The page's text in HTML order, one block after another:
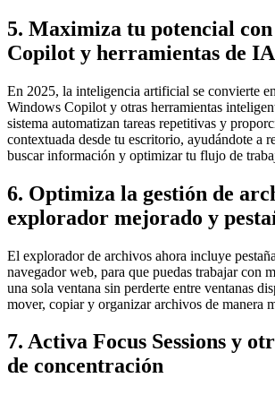
5. Maximiza tu potencial
Copilot y herramientas de
En 2025, la inteligencia artificial se convierte
Windows Copilot y otras herramientas
sistema automatizan tareas repetitivas y
contextuada desde tu escritorio, ayudándote a
buscar información y optimizar tu flujo de
6. Optimiza la gestión de
explorador mejorado y
El explorador de archivos ahora incluye
navegador web, para que puedas trabajar con
una sola ventana sin perderte entre ventanas
mover, copiar y organizar archivos de manera
7. Activa Focus Sessions y
de concentración